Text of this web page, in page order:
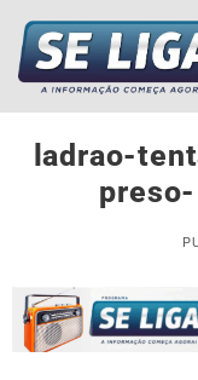
ladrao-